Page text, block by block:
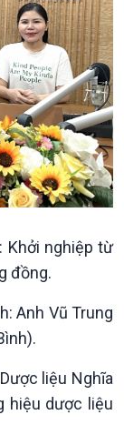
& Biển đảo
& Biển
Nam
giới và hải
đảo Việt
Công nghệ
Khởi nghiệp từ
đồng.
Anh Vũ Trung
liệu Nghĩa
hiệu dược liệu